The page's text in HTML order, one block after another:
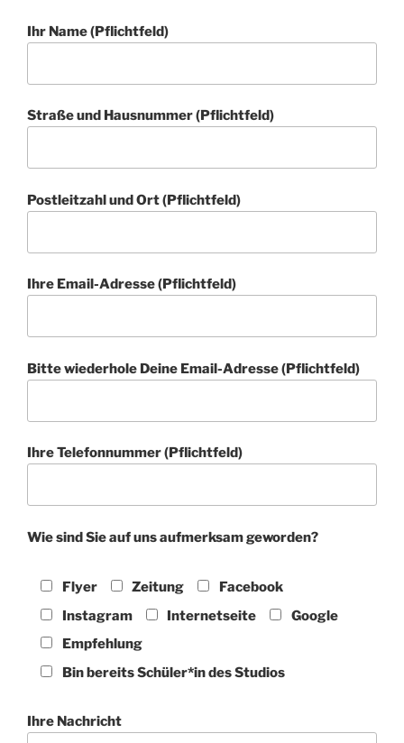
Ihr Name (Pflichtfeld)
Straße und Hausnummer (Pflichtfeld)
Postleitzahl und Ort (Pflichtfeld)
Ihre Email-Adresse (Pflichtfeld)
Bitte wiederhole Deine Email-Adresse (Pflichtfeld)
Ihre Telefonnummer (Pflichtfeld)
Wie sind Sie auf uns aufmerksam geworden?
Flyer Zeitung
Facebook
Instagram
Internetseite
Google
Empfehlung
Bin bereits Schüler*in des Studios
Ihre Nachricht